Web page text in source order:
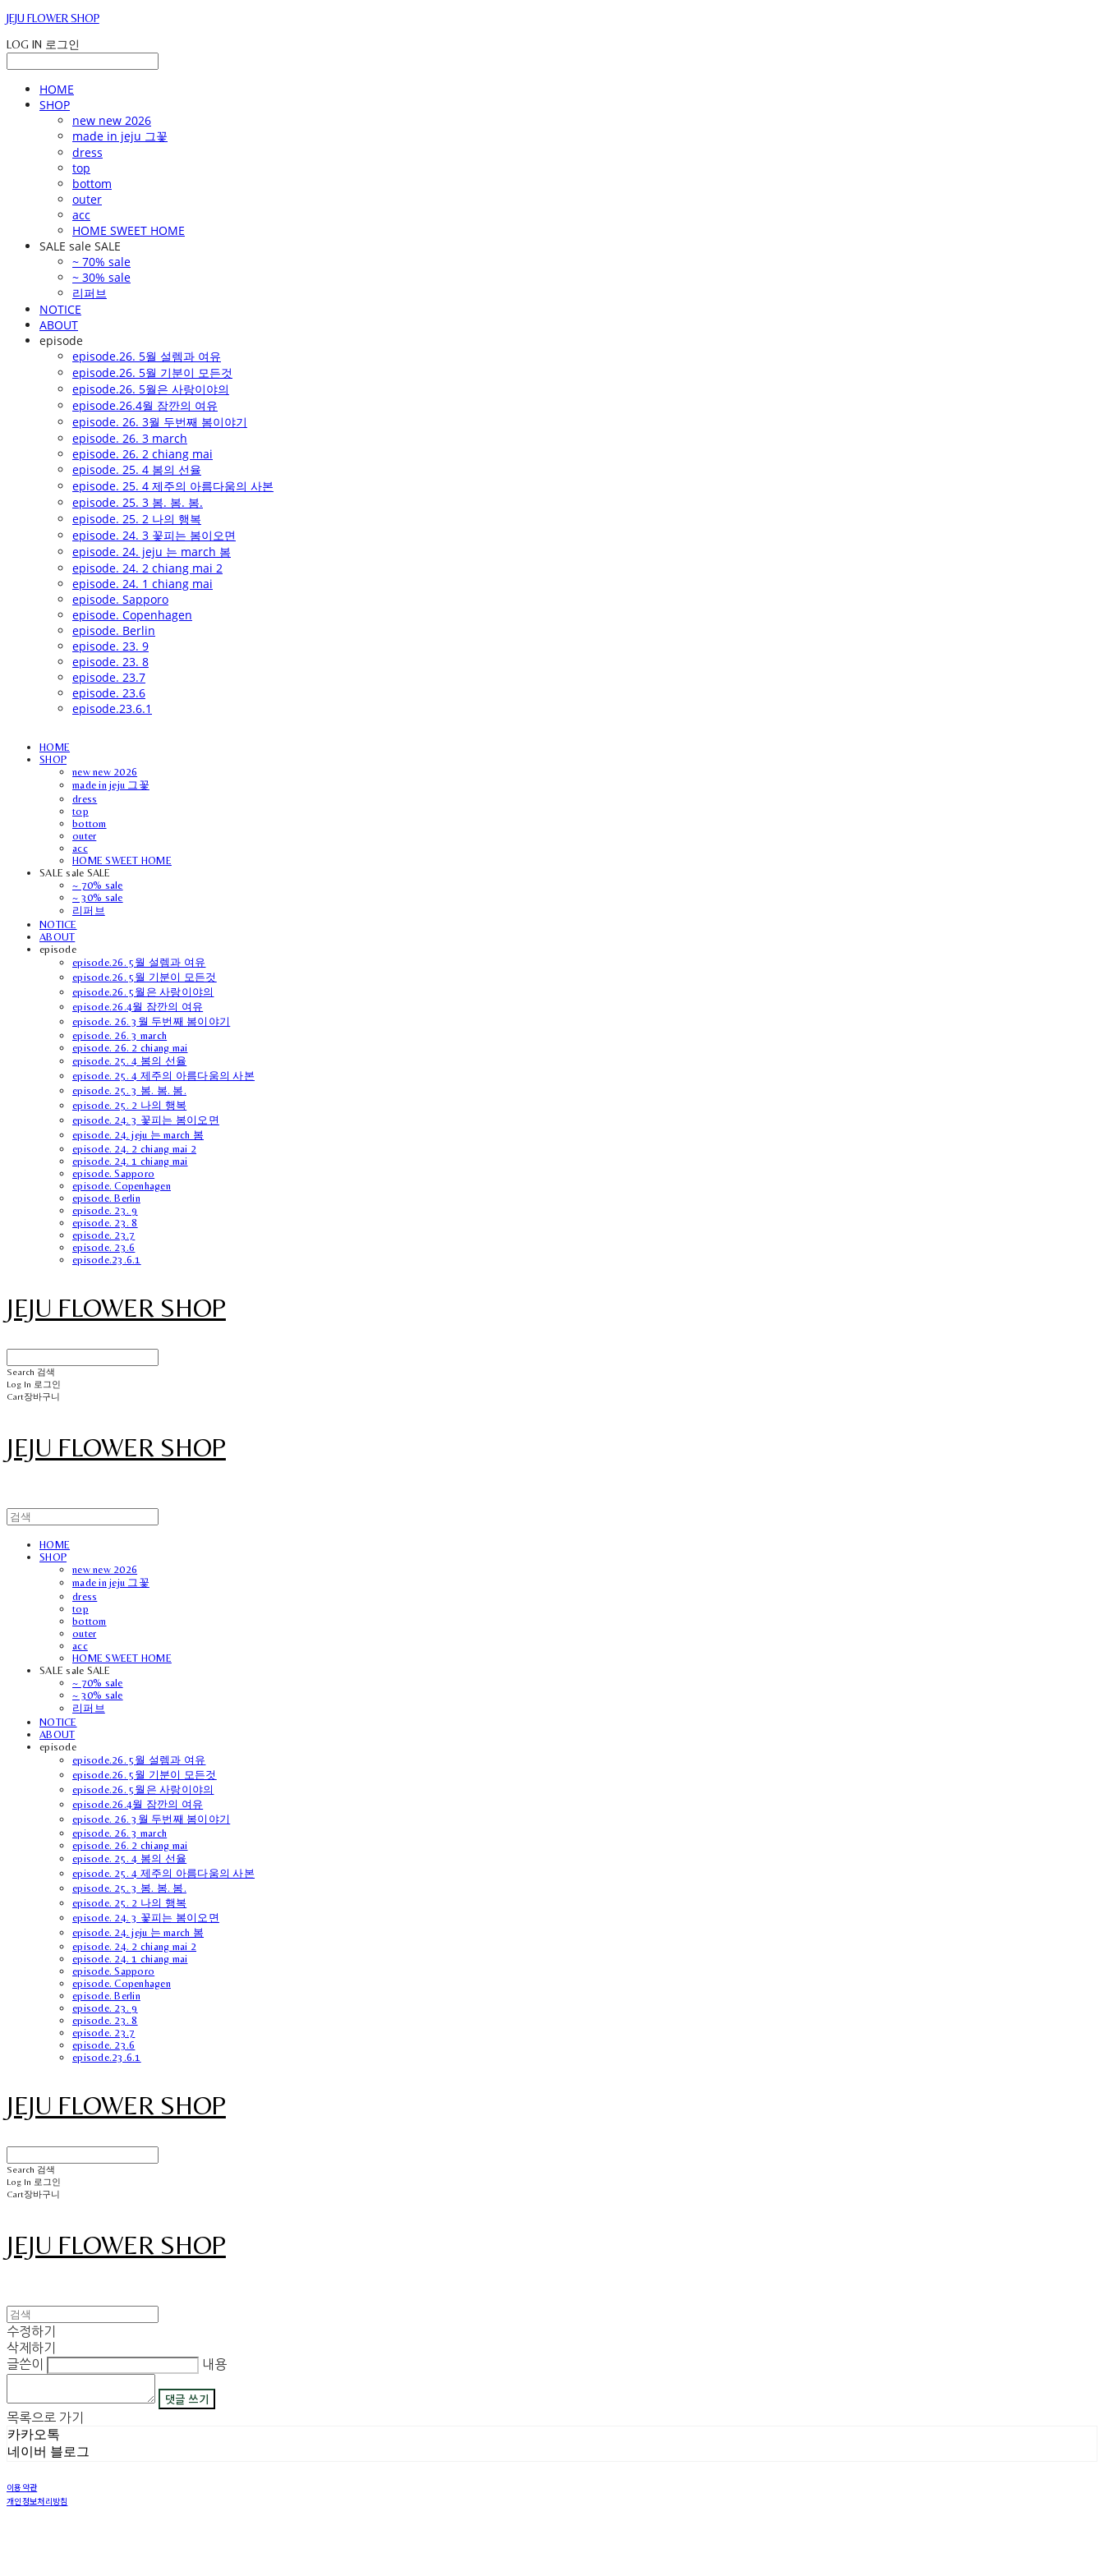
JEJU FLOWER SHOP
LOG IN 로그인
HOME
SHOP
new new 2026
made in jeju 그꽃
dress
top
bottom
outer
acc
HOME SWEET HOME
SALE sale SALE
~ 70% sale
~ 30% sale
리퍼브
NOTICE
ABOUT
episode
episode.26. 5월 설렘과 여유
episode.26. 5월 기분이 모든것
episode.26. 5월은 사랑이야의
episode.26.4월 잠깐의 여유
episode. 26. 3월 두번째 봄이야기
episode. 26. 3 march
episode. 26. 2 chiang mai
episode. 25. 4 봄의 선율
episode. 25. 4 제주의 아름다움의 사본
episode. 25. 3 봄. 봄. 봄.
episode. 25. 2 나의 행복
episode. 24. 3 꽃피는 봄이오면
episode. 24. jeju 는 march 봄
episode. 24. 2 chiang mai 2
episode. 24. 1 chiang mai
episode. Sapporo
episode. Copenhagen
episode. Berlin
episode. 23. 9
episode. 23. 8
episode. 23.7
episode. 23.6
episode.23.6.1
HOME
SHOP
new new 2026
made in jeju 그꽃
dress
top
bottom
outer
acc
HOME SWEET HOME
SALE sale SALE
~ 70% sale
~ 30% sale
리퍼브
NOTICE
ABOUT
episode
episode.26. 5월 설렘과 여유
episode.26. 5월 기분이 모든것
episode.26. 5월은 사랑이야의
episode.26.4월 잠깐의 여유
episode. 26. 3월 두번째 봄이야기
episode. 26. 3 march
episode. 26. 2 chiang mai
episode. 25. 4 봄의 선율
episode. 25. 4 제주의 아름다움의 사본
episode. 25. 3 봄. 봄. 봄.
episode. 25. 2 나의 행복
episode. 24. 3 꽃피는 봄이오면
episode. 24. jeju 는 march 봄
episode. 24. 2 chiang mai 2
episode. 24. 1 chiang mai
episode. Sapporo
episode. Copenhagen
episode. Berlin
episode. 23. 9
episode. 23. 8
episode. 23.7
episode. 23.6
episode.23.6.1
JEJU FLOWER SHOP
Search 검색
Log In 로그인
Cart장바구니
JEJU FLOWER SHOP
HOME
SHOP
new new 2026
made in jeju 그꽃
dress
top
bottom
outer
acc
HOME SWEET HOME
SALE sale SALE
~ 70% sale
~ 30% sale
리퍼브
NOTICE
ABOUT
episode
episode.26. 5월 설렘과 여유
episode.26. 5월 기분이 모든것
episode.26. 5월은 사랑이야의
episode.26.4월 잠깐의 여유
episode. 26. 3월 두번째 봄이야기
episode. 26. 3 march
episode. 26. 2 chiang mai
episode. 25. 4 봄의 선율
episode. 25. 4 제주의 아름다움의 사본
episode. 25. 3 봄. 봄. 봄.
episode. 25. 2 나의 행복
episode. 24. 3 꽃피는 봄이오면
episode. 24. jeju 는 march 봄
episode. 24. 2 chiang mai 2
episode. 24. 1 chiang mai
episode. Sapporo
episode. Copenhagen
episode. Berlin
episode. 23. 9
episode. 23. 8
episode. 23.7
episode. 23.6
episode.23.6.1
JEJU FLOWER SHOP
Search 검색
Log In 로그인
Cart장바구니
JEJU FLOWER SHOP
수정하기
삭제하기
글쓴이
내용
댓글 쓰기
목록으로 가기
카카오톡
네이버 블로그
이용약관
개인정보처리방침